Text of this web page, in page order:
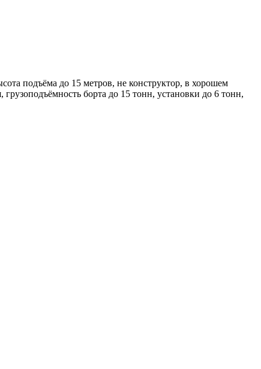
подъёма до 15 метров, не конструктор, в хорошем
борта до 15 тонн, установки до 6 тонн,